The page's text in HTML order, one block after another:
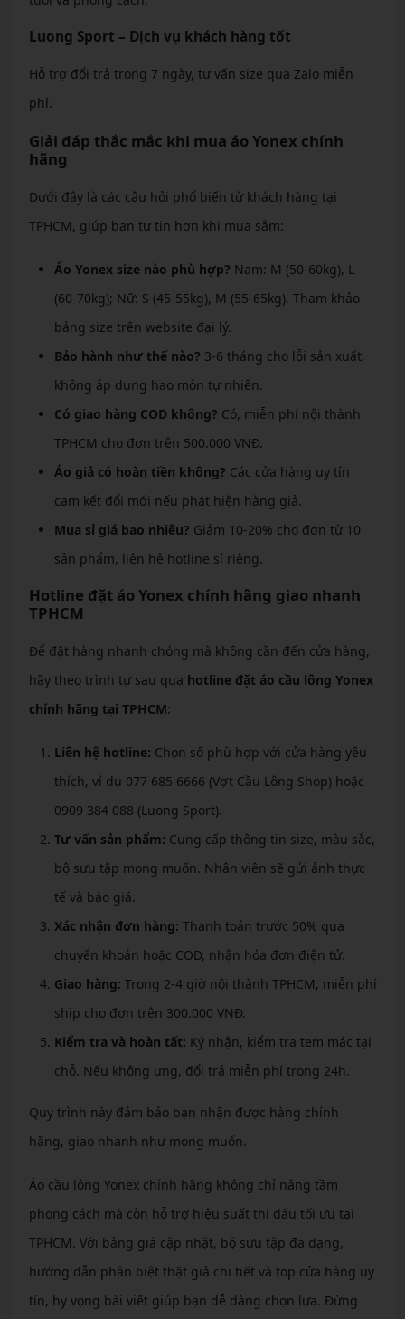
Luong Sport – Dịch vụ khách hàng tốt
Hỗ trợ đổi trả trong 7 ngày, tư vấn size qua Zalo miễn
phí.
Giải đáp thắc mắc khi mua áo Yonex chính
hãng
Dưới đây là các câu hỏi phổ biến từ khách hàng tại
TPHCM, giúp bạn tự tin hơn khi mua sắm:
Áo Yonex size nào phù hợp? Nam: M (50-60kg), L
(60-70kg); Nữ: S (45-55kg), M (55-65kg). Tham khảo
bảng size trên website đại lý.
Bảo hành như thế nào? 3-6 tháng cho lỗi sản xuất,
không áp dụng hao mòn tự nhiên.
Có giao hàng COD không? Có, miễn phí nội thành
TPHCM cho đơn trên 500.000 VNĐ.
Áo giả có hoàn tiền không? Các cửa hàng uy tín
cam kết đổi mới nếu phát hiện hàng giả.
Mua sỉ giá bao nhiêu? Giảm 10-20% cho đơn từ 10
sản phẩm, liên hệ hotline sỉ riêng.
Hotline đặt áo Yonex chính hãng giao nhanh
TPHCM
Để đặt hàng nhanh chóng mà không cần đến cửa hàng,
hãy theo trình tự sau qua hotline đặt áo cầu lông Yonex
chính hãng tại TPHCM:
Liên hệ hotline: Chọn số phù hợp với cửa hàng yêu
thích, ví dụ 077 685 6666 (Vợt Cầu Lông Shop) hoặc
0909 384 088 (Luong Sport).
Tư vấn sản phẩm: Cung cấp thông tin size, màu sắc,
bộ sưu tập mong muốn. Nhân viên sẽ gửi ảnh thực
tế và báo giá.
Xác nhận đơn hàng: Thanh toán trước 50% qua
chuyển khoản hoặc COD, nhận hóa đơn điện tử.
Giao hàng: Trong 2-4 giờ nội thành TPHCM, miễn phí
ship cho đơn trên 300.000 VNĐ.
Kiểm tra và hoàn tất: Ký nhận, kiểm tra tem mác tại
chỗ. Nếu không ưng, đổi trả miễn phí trong 24h.
Quy trình này đảm bảo bạn nhận được hàng chính
hãng, giao nhanh như mong muốn.
Áo cầu lông Yonex chính hãng không chỉ nâng tầm
phong cách mà còn hỗ trợ hiệu suất thi đấu tối ưu tại
TPHCM. Với bảng giá cập nhật, bộ sưu tập đa dạng,
hướng dẫn phân biệt thật giả chi tiết và top cửa hàng uy
tín, hy vọng bài viết giúp bạn dễ dàng chọn lựa. Đừng